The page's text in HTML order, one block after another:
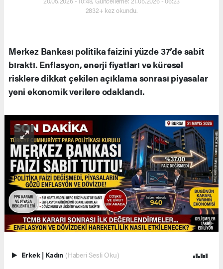
2832+ kez okundu.
Merkez Bankası politika faizini yüzde 37’de sabit
bıraktı. Enflasyon, enerji fiyatları ve küresel
risklere dikkat çekilen açıklama sonrası piyasalar
yeni ekonomik verilere odaklandı.
Erkek | Kadın (Haberi Sesli Oku)